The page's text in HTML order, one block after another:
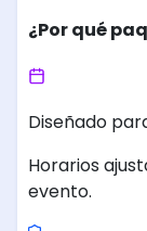
¿Por qué
Diseñado
Horarios
evento.